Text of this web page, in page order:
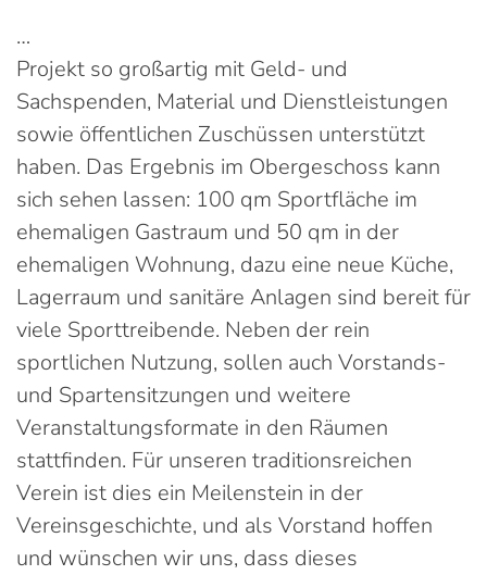
…
Projekt so großartig mit Geld- und
Sachspenden, Material und Dienstleistungen
sowie öffentlichen Zuschüssen unterstützt
haben. Das Ergebnis im Obergeschoss kann
sich sehen lassen: 100 qm Sportfläche im
ehemaligen Gastraum und 50 qm in der
ehemaligen Wohnung, dazu eine neue Küche,
Lagerraum und sanitäre Anlagen sind bereit für
viele Sporttreibende. Neben der rein
sportlichen Nutzung, sollen auch Vorstands-
und Spartensitzungen und weitere
Veranstaltungsformate in den Räumen
stattfinden. Für unseren traditionsreichen
Verein ist dies ein Meilenstein in der
Vereinsgeschichte, und als Vorstand hoffen
und wünschen wir uns, dass dieses